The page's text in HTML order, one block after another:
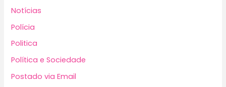
Notícias
Polícia
Politica
Política e Sociedade
Postado via Email